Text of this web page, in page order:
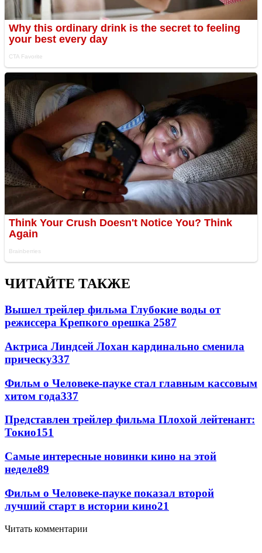
ЧИТАЙТЕ ТАКЖЕ
Вышел трейлер фильма Глубокие воды от
режиссера Крепкого орешка 2587
Актриса Линдсей Лохан кардинально сменила
прическу337
Фильм о Человеке-пауке стал главным кассовым
хитом года337
Представлен трейлер фильма Плохой лейтенант:
Токио151
Самые интересные новинки кино на этой
неделе89
Фильм о Человеке-пауке показал второй
лучший старт в истории кино21
Читать комментарии